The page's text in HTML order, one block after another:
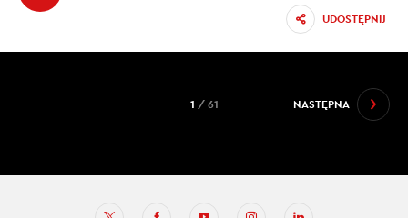
UDOSTĘPNIJ
NASTĘPNA
1 / 61